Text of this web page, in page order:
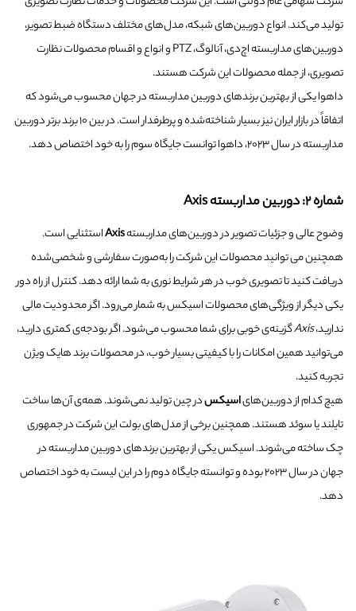
تولید می‌کند. انواع دوربین‌های شبکه، مدل‌های مختلف دستگاه ضبط تصویر،
دوربین‌های مداربسته اچ‌دی، آنالوگ، PTZ و انواع و اقسام محصولات نظارت
تصویری، از جمله محصولات این شرکت هستند.
داهوا یکی از بهترین برندهای دوربین مداربسته در جهان محسوب می‌شود که
اتفاقاً در بازار ایران نیز بسیار شناخته‌شده و پرطرفدار است. در بین ۱۰ برند برتر دوربین
مداربسته در سال ۲۰۲۳، داهوا توانست جایگاه سوم را به خود اختصاص دهد.
شماره ۲: دوربین مداربسته Axis
وضوح عالی و جزئیات تصویر در دوربین‌های مداربستهAxisاستثنایی است.
همچنین می توانید محصولات این شرکت را به‌صورت سفارشی و شخصی‌شده
دریافت کنید تا تصویری خوب در هر شرایط نوری به شما ارائه دهد. کنترل از راه دور
یکی دیگر از ویژگی‌های محصولات اسیکس به شمار می‌رود. اگر محدودیت مالی
ندارید،Axisگزینه‌ی خوبی برای شما محسوب می‌شود. اگر بودجه‌ی کمتری دارید،
می‌توانید همین امکانات را با کیفیتی بسیار خوب، در محصولات برند هایک ویژن
تجربه کنید.
هیچ کدام از دوربین‌هایاسیکسدر چین تولید نمی‌شوند. همه‌ی آن‌ها ساخت
تایلند یا سوئد هستند. همچنین برخی از مدل‌های بولت این شرکت در جمهوری
چک ساخته می‌شوند. اسیکس یکی از بهترین برندهای دوربین مداربسته در
جهان در سال ۲۰۲۳ بوده و توانسته جایگاه دوم را در این لیست به خود اختصاص
دهد.